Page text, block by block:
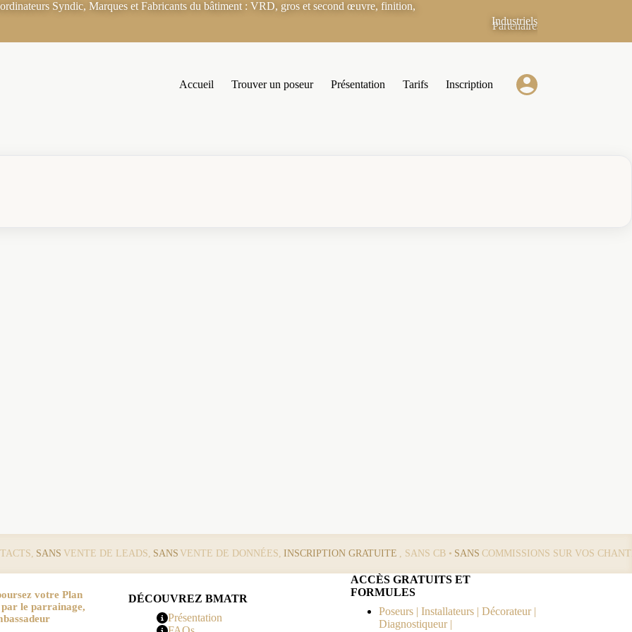
Syndic, Marques et Fabricants du bâtiment : VRD, gros et second œuvre, finition,
Industriels
Partenaires
Accueil Trouver un poseur Présentation Tarifs Inscription
SANS VENTE DE LEADS, SANS VENTE DE DONNÉES, INSCRIPTION GRATUITE , SANS CB • SANS COMMISSIONS SUR VOS
votre Plan
le parrainage,
DÉCOUVREZ BMATR
Présentation
ACCÈS GRATUITS ET
FORMULES
Poseurs | Installateurs | Décorateur |
Diagnostiqueur |